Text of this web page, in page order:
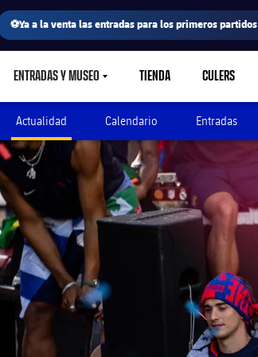
⚽Ya a la venta las entradas para los primeros partidos
ENTRADAS Y MUSEOLABEL.SHARE.CARETDOWN
TIENDA CULERS
Actualidad Calendario Entradas